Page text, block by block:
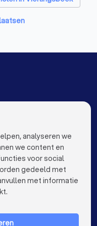
in Rotterdam
in Enschede
in Apeldoorn
in Maastricht
in Dordrecht
buurt
keyboard_arrow_down
analyseren we
we content en
voor social
gedeeld met
met informatie